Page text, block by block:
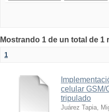
Mostrando 1 de un total de 1
1
celular GSM/
tripulado
Juárez Tapia,